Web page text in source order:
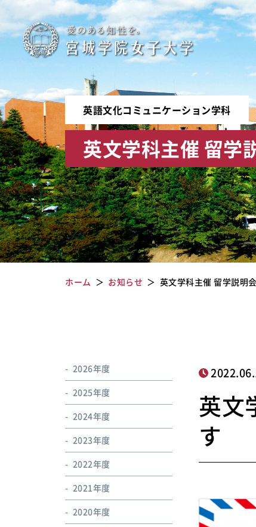
宮
城
学
院
女
子
大
学
英語文化コミュニケーション学科
英文学科主催 留学
ホーム お知らせ 英文学科主催 留学説明
英文
す
2026年度
2025年度
2024年度
2023年度
2022年度
2021年度
2020年度